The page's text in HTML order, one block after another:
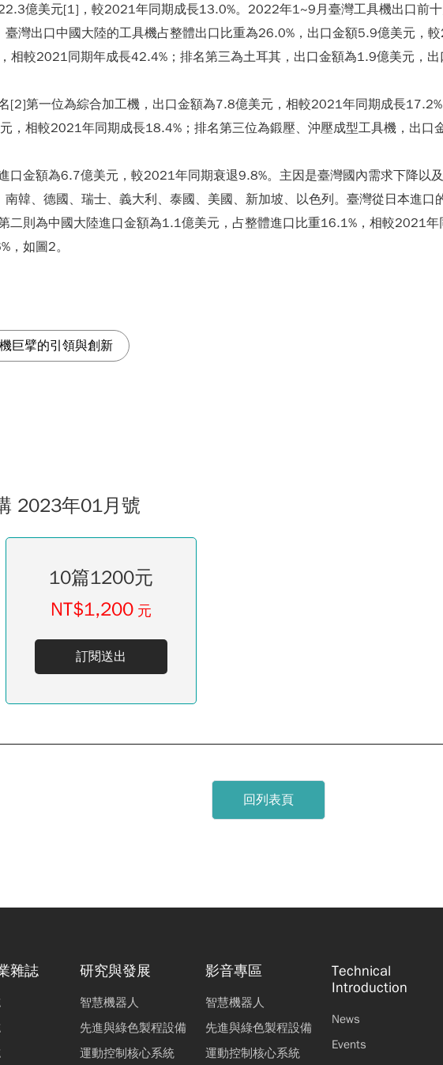
億美元[1]，較2021年同期成長13.0%。2022年1~9月臺灣工具機出口前十
灣出口中國大陸的工具機占整體出口比重為26.0%，出口金額5.9億美元，
相較2021同期年成長42.4%；排名第三為土耳其，出口金額為1.9億美元，出
[2]第一位為綜合加工機，出口金額為7.8億美元，相較2021年同期成長
，相較2021年同期成長18.4%；排名第三位為鍛壓、沖壓成型工具機，出口
口金額為6.7億美元，較2021年同期衰退9.8%。主因是臺灣國內需求下降以
韓、德國、瑞士、義大利、泰國、美國、新加坡、以色列。臺灣從日本進
二則為中國大陸進口金額為1.1億美元，占整體進口比重16.1%，相較2021
，如圖2。
巨擘的引領與創新
2023年01月號
10篇1200元
NT$1,200 元
訂閱送出
回列表頁
雜誌 研究與發展
智慧機器人
先進與綠色製程設備
運動控制核心系統
影音專區
智慧機器人
先進與綠色製程設備
運動控制核心系統
Technical
Introduction
News
Events